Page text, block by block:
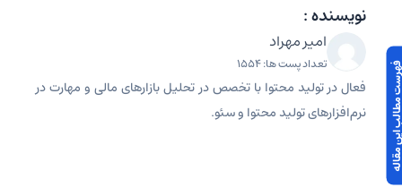
نویسنده :
امیر مهراد
تعداد پست ها: 1554
فعال در تولید محتوا با تخصص در تحلیل بازارهای مالی و مهارت در
نرم‌افزارهای تولید محتوا و سئو.
مقاله